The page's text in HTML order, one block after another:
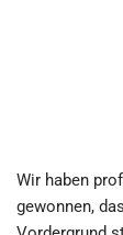
Wir haben
gewonnen,